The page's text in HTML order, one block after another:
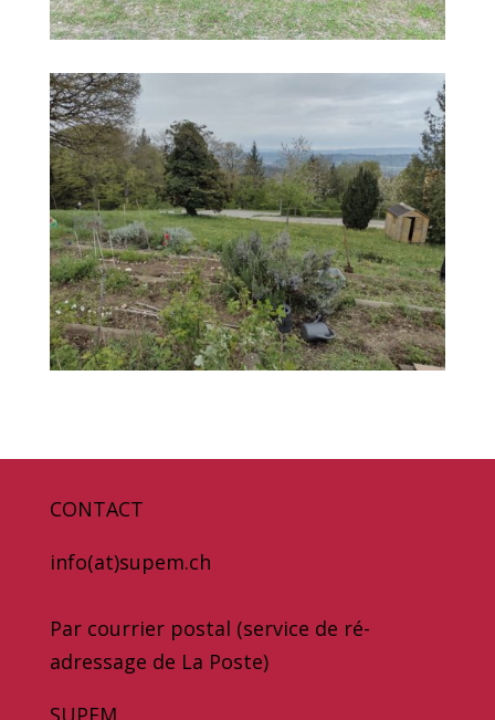
CONTACT
info(at)supem.ch
Par courrier postal (service de ré-
adressage de La Poste)
SUPEM